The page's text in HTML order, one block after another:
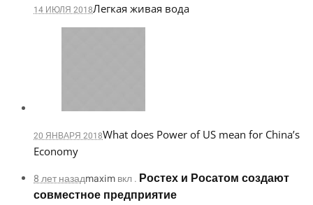
14 ИЮЛЯ 2018Легкая живая вода
20 ЯНВАРЯ 2018What does Power of US mean for China’s
Economy
8 лет назадmaximвкл . Ростех и Росатом создают
совместное предприятие